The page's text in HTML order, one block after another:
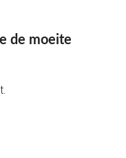
de moeite